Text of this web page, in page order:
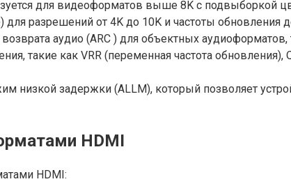
для видеоформатов выше 8K с подвыборкой
для разрешений от 4K до 10K и частоты обновления
аудио (ARC ) для объектных аудиоформатов,
такие как VRR (переменная частота
низкой задержки (ALLM), который позволяет
HDMI
HDMI: